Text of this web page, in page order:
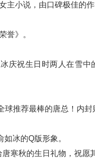
主小说，由口碑极佳的
》。
庆祝生日时两人在雪
球推荐最棒的唐总！内
冰的Q版形象。
唐寒秋的生日礼物，祝愿